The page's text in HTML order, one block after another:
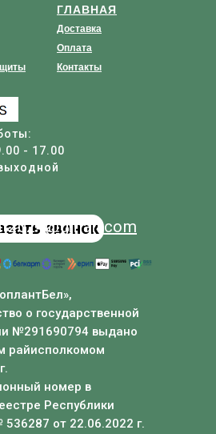
ГЛАВНАЯ
Доставка
Оплата
Контакты
- 17.00
о государственной
№291690794 выдано
райисполкомом
номер в
Республики
от 22.06.2022 г.
звонок
2024 @gmail .com